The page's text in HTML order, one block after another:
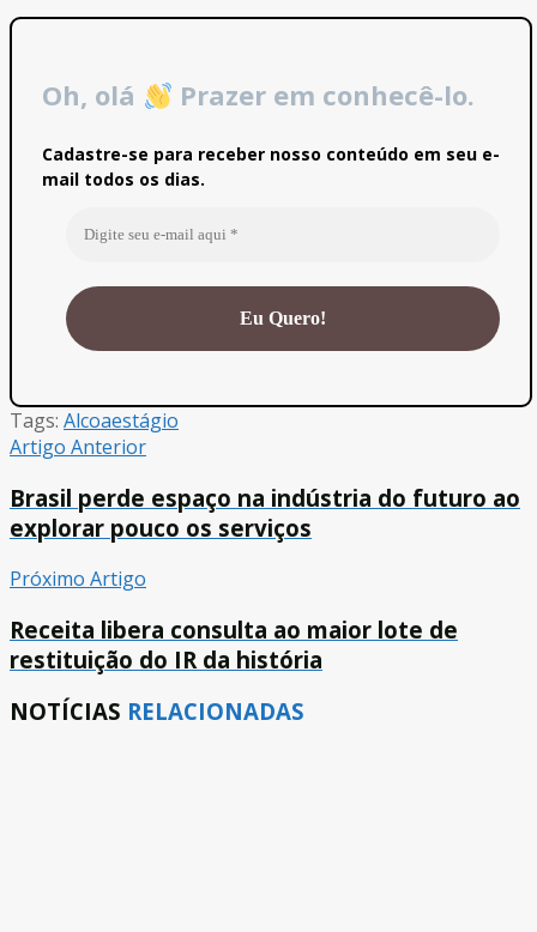
Oh, olá Prazer em conhecê-lo.
Cadastre-se para receber nosso conteúdo em seu e-
mail todos os dias.
Tags: Alcoaestágio
Artigo Anterior
Brasil perde espaço na indústria do futuro ao
explorar pouco os serviços
Próximo Artigo
Receita libera consulta ao maior lote de
restituição do IR da história
NOTÍCIAS RELACIONADAS